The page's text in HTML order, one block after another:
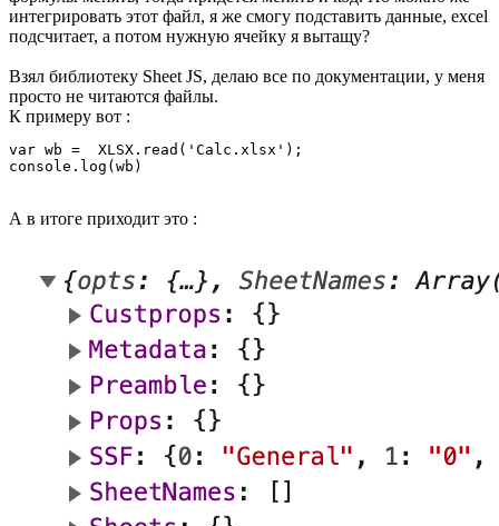
интегрировать этот файл, я же смогу подставить данные, excel
подсчитает, а потом нужную ячейку я вытащу?
Взял библиотeку Sheet JS, делаю все по документации, у меня
просто не читаются файлы.
К примеру вот :
var wb =  XLSX.read('Calc.xlsx');
console.log(wb)
А в итоге приходит это :